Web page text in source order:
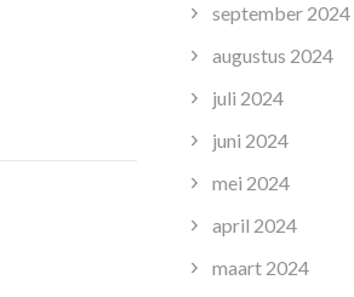
september 2024
augustus 2024
juli 2024
juni 2024
mei 2024
april 2024
maart 2024